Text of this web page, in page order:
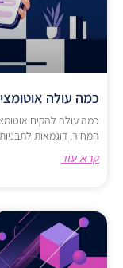
כמה עולה
כמה עולה להקים
המחיר, דוגמאות
קרא עוד